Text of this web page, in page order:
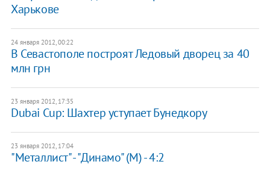
Харькове
24 января 2012, 00:22
​В Севастополе построят Ледовый дворец за 40
млн грн
23 января 2012, 17:35
Dubai Cup: Шахтер уступает Бунедкору
23 января 2012, 17:04
"Металлист" - "Динамо" (М) - 4:2